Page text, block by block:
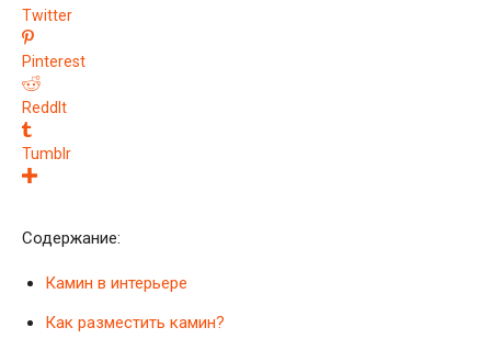
Twitter
Pinterest
ReddIt
Tumblr
Содержание:
Камин в интерьере
Как разместить камин?